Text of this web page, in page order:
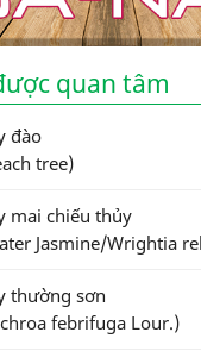
quan tâm
đào
tree)
mai chiếu thủy
Jasmine/Wrightia
thường sơn
febrifuga Lour.)